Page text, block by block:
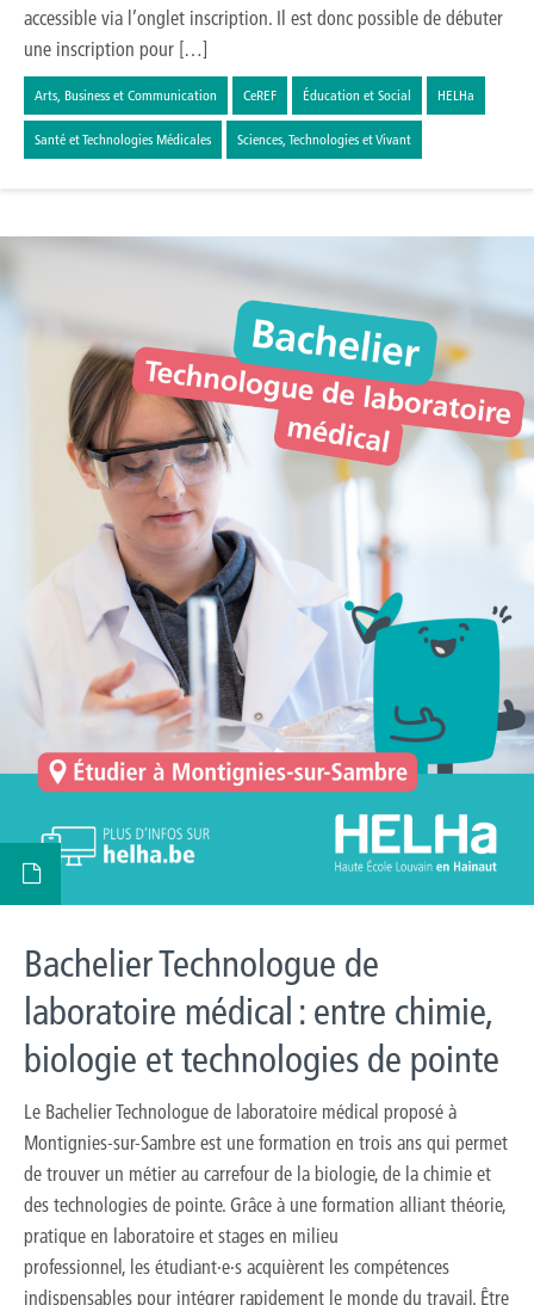
accessible via l’onglet inscription. Il est donc possible de débuter
une inscription pour […]
Arts, Business et Communication CeREF Éducation et Social HELHa
Santé et Technologies Médicales Sciences, Technologies et Vivant
Bachelier Technologue de
laboratoire médical : entre chimie,
biologie et technologies de pointe
Le Bachelier Technologue de laboratoire médical proposé à
Montignies-sur-Sambre est une formation en trois ans qui permet
de trouver un métier au carrefour de la biologie, de la chimie et
des technologies de pointe. Grâce à une formation alliant théorie,
pratique en laboratoire et stages en milieu
professionnel, les étudiant·e·s acquièrent les compétences
indispensables pour intégrer rapidement le monde du travail. Être